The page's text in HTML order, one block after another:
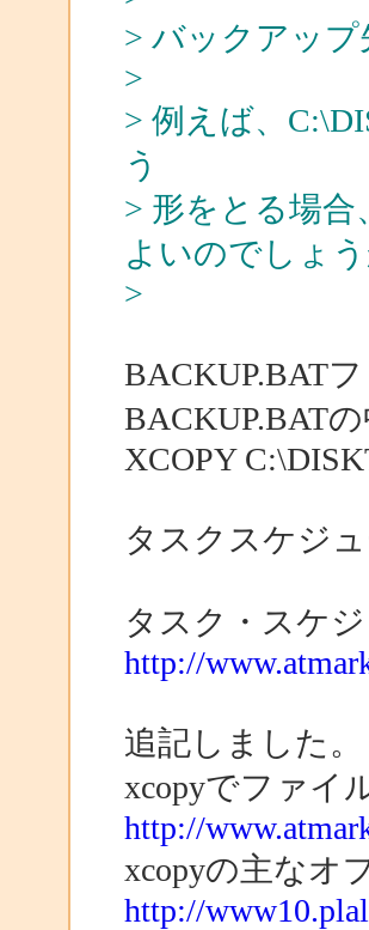
> バックアッ
>
> 例えば、
う
> 形をとる場
よいのでしょう
>
BACKUP.BAT
BACKUP.BAT
XCOPY
タスクスケジ
タスク・スケ
http://
追記しました。
xcopyでファイ
http://
xcopyの主なオ
http://